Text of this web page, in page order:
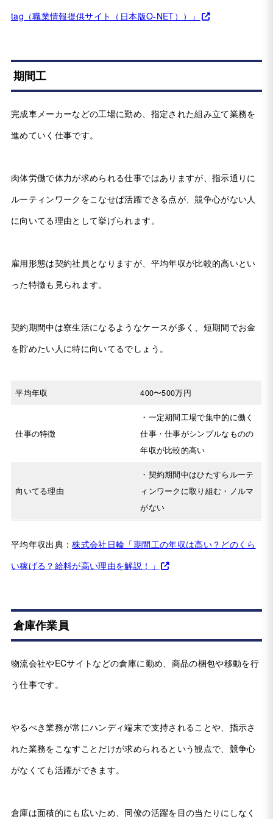
tag（職業情報提供サイト（日本版O-NET））」
期間工
完成車メーカーなどの工場に勤め、指定された組み立て業務を
進めていく仕事です。
肉体労働で体力が求められる仕事ではありますが、指示通りに
ルーティンワークをこなせば活躍できる点が、競争心がない人
に向いてる理由として挙げられます。
雇用形態は契約社員となりますが、平均年収が比較的高いとい
った特徴も見られます。
契約期間中は寮生活になるようなケースが多く、短期間でお金
を貯めたい人に特に向いてるでしょう。
平均年収 400〜500万円
仕事の特徴
・一定期間工場で集中的に働く
仕事・仕事がシンプルなものの
年収が比較的高い
向いてる理由
・契約期間中はひたすらルーテ
ィンワークに取り組む・ノルマ
がない
平均年収出典：株式会社日輪「期間工の年収は高い？どのくら
い稼げる？給料が高い理由を解説！」
倉庫作業員
物流会社やECサイトなどの倉庫に勤め、商品の梱包や移動を行
う仕事です。
やるべき業務が常にハンディ端末で支持されることや、指示さ
れた業務をこなすことだけが求められるという観点で、競争心
がなくても活躍ができます。
倉庫は面積的にも広いため、同僚の活躍を目の当たりにしなく